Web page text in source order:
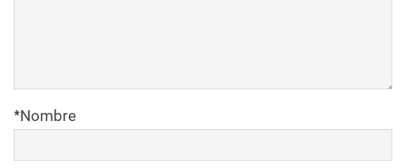
Nombre
*